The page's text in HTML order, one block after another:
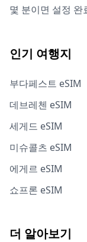
몇 분이면 설정 완
인기 여행지
부다페스트 eSIM
데브레첸 eSIM
세게드 eSIM
미슈콜츠 eSIM
에게르 eSIM
쇼프론 eSIM
더 알아보기